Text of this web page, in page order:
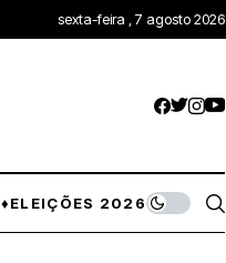
sexta-feira , 7 agosto 2026
♦ELEIÇÕES 2026